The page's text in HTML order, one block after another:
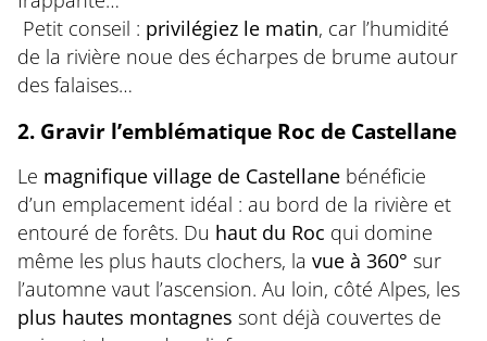
Petit conseil : privilégiez le matin, car l’humidité
de la rivière noue des écharpes de brume autour
des falaises…
2. Gravir l’emblématique Roc de Castellane
Le magnifique village de Castellane bénéficie
d’un emplacement idéal : au bord de la rivière et
entouré de forêts. Du haut du Roc qui domine
même les plus hauts clochers, la vue à 360° sur
l’automne vaut l’ascension. Au loin, côté Alpes, les
plus hautes montagnes sont déjà couvertes de